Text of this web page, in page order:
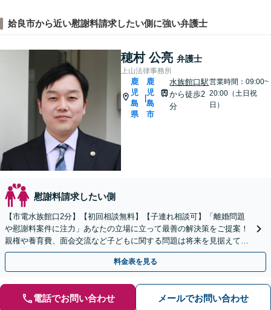
姶良市から近い慰謝料請求したい側に強い弁護士
穂村 公亮 弁護士
上山法律事務所
鹿
児
島
県
鹿
児
島
市
水族館口駅
から徒歩2
分
営業時間：09:00~
20:00（土日祝
日）
慰謝料請求したい側
【市電水族館口2分】【初回相談無料】【子連れ相談可】「離婚問題
や慰謝料案件に注力」あなたの立場に立って最善の解決策をご提案！
親権や養育費、面会交流など子どもに関する問題は将来を見据えて丁
寧に対応「安心の費用体系／経済状況に応じて柔軟に対応」
料金表を見る
電話でお問い合わせ メールでお問い合わせ